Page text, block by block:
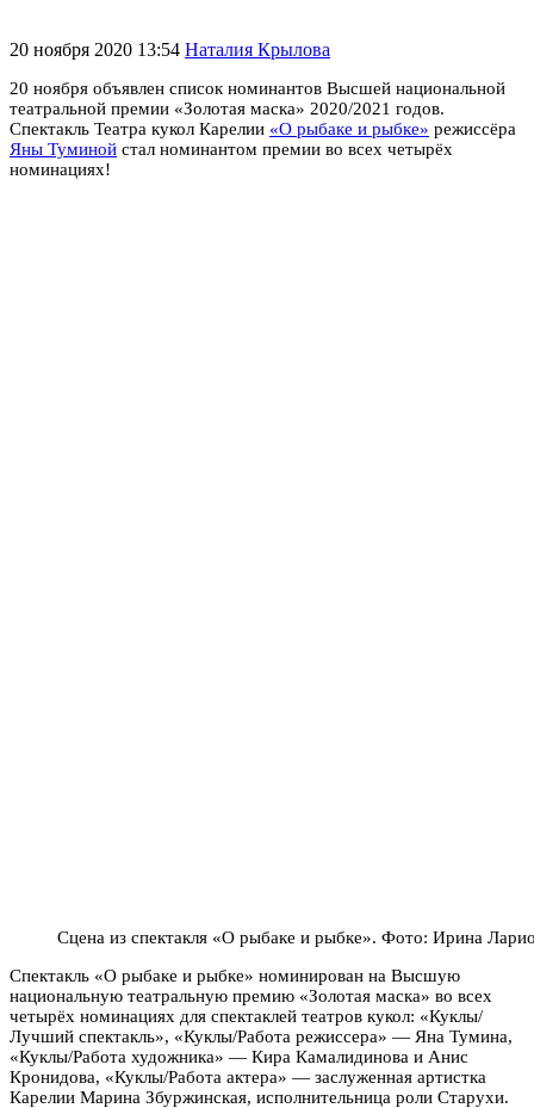
20 ноября 2020 13:54 Наталия Крылова
20 ноября объявлен список номинантов Высшей национальной
театральной премии «Золотая маска» 2020/2021 годов.
Спектакль Театра кукол Карелии «О рыбаке и рыбке» режиссёра
Яны Туминой стал номинантом премии во всех четырёх
номинациях!
Сцена из спектакля «О рыбаке и рыбке». Фото: Ирина
Спектакль «О рыбаке и рыбке» номинирован на Высшую
национальную театральную премию «Золотая маска» во всех
четырёх номинациях для спектаклей театров кукол: «Куклы/
Лучший спектакль», «Куклы/Работа режиссера» — Яна Тумина,
«Куклы/Работа художника» — Кира Камалидинова и Анис
Кронидова, «Куклы/Работа актера» — заслуженная артистка
Карелии Марина Збуржинская, исполнительница роли Старухи.